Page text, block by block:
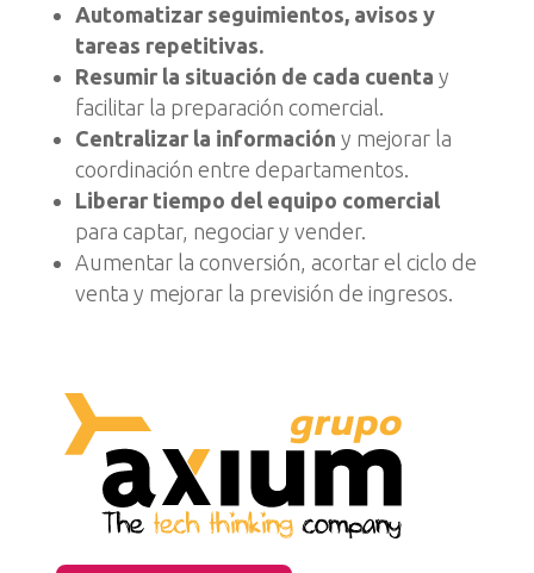
Automatizar seguimientos, avisos y
tareas repetitivas.
Resumir la situación de cada cuenta y
facilitar la preparación comercial.
Centralizar la información y mejorar la
coordinación entre departamentos.
Liberar tiempo del equipo comercial
para captar, negociar y vender.
Aumentar la conversión, acortar el ciclo de
venta y mejorar la previsión de ingresos.